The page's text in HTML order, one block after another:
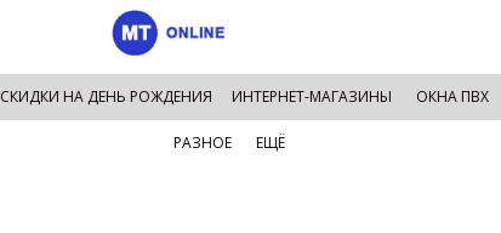
СКИДКИ НА ДЕНЬ РОЖДЕНИЯ ИНТЕРНЕТ-МАГАЗИНЫ ОКНА ПВХ
РАЗНОЕ ЕЩЁ